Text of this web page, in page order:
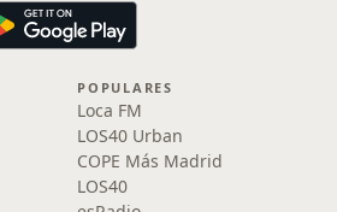
POPULARES
Loca FM
LOS40 Urban
COPE Más Madrid
LOS40